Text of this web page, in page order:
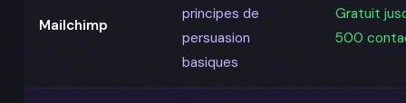
Mailchimp
principes de
persuasion
basiques
Gratuit
500